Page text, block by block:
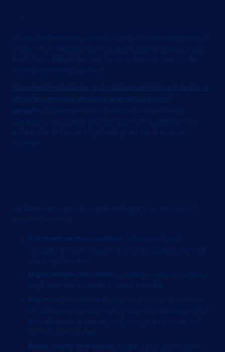
poliuretano espanso, polistirolo estruso, polistirolo espanso,
resine e PVC espanso: sono materiali isolanti leggeri e con
livelli di conduttività termica davvero bassi. Si usano sotto
forma di pannelli o schiume.
La corretta installazione di un cappotto termico è in grado di
offrire una migliore efficienza energetica e bassi
consumi
. Per avere un ottimo risultato finale occorre
scegliere bene la tipologia del materiale da utilizzare per
isolare che dev’essere il più adeguato per le proprie
esigenze.
Vediamo nello specifico quali vantaggi si avranno con il
cappotto termico.
Isolamento termico continuo
: l’isolamento sarà
garantito di continuo ovvero sia nelle stagioni invernali
che in quelle estive.
Miglioramento del comfort
: mantiene una temperatura
negli ambienti costante e riduce l’umidità.
Risparmio
: installando il cappotto termico si andranno
ad accendere molto meno i sistemi di riscaldamento o
di ventilazione andando, così, a risparmiare notevoli
somme sulle bollette.
Basso impatto ambientale
: andando ad accendere